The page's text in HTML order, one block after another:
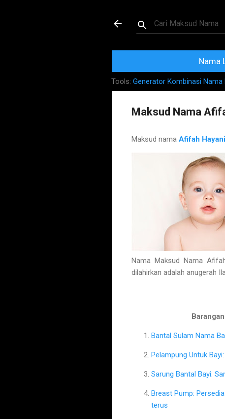
Maksud dan
Nama
Tools: Generator Kombinasi Nama
Maksud Nama
Maksud nama Afifah Hayani
Nama Maksud Nama
dilahirkan adalah anugerah
Bantal Sulam Nama
Pelampung Untuk
Sarung Bantal Bayi:
Breast Pump:
terus